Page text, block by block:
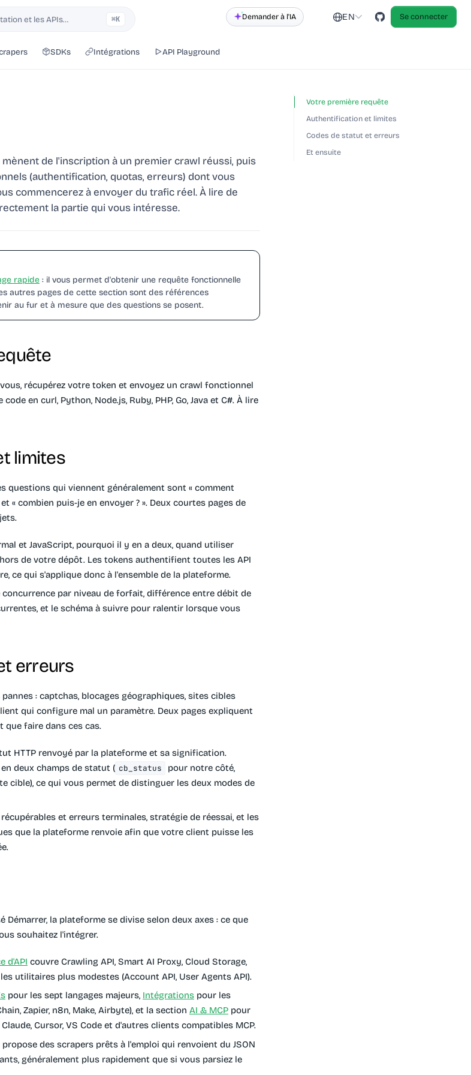
et les APIs… ⌘K Demander à l'IA EN Se connecter
SDKs Intégrations API Playground
de l'inscription à un premier crawl réussi, puis
(authentification, quotas, erreurs) dont vous
commencerez à envoyer du trafic réel. À lire de
la partie qui vous intéresse.
rapide : il vous permet d'obtenir une requête fonctionnelle
autres pages de cette section sont des références
au fur et à mesure que des questions se posent.
récupérez votre token et envoyez un crawl fonctionnel
en curl, Python, Node.js, Ruby, PHP, Go, Java et C#. À lire
limites
questions qui viennent généralement sont « comment
« combien puis-je en envoyer ? ». Deux courtes pages de
et JavaScript, pourquoi il y en a deux, quand utiliser
de votre dépôt. Les tokens authentifient toutes les API
ce qui s'applique donc à l'ensemble de la plateforme.
concurrence par niveau de forfait, différence entre débit de
et le schéma à suivre pour ralentir lorsque vous
erreurs
: captchas, blocages géographiques, sites cibles
qui configure mal un paramètre. Deux pages expliquent
que faire dans ces cas.
HTTP renvoyé par la plateforme et sa signification.
deux champs de statut ( cb_status pour notre côté,
cible), ce qui vous permet de distinguer les deux modes de
et erreurs terminales, stratégie de réessai, et les
que la plateforme renvoie afin que votre client puisse les
Démarrer, la plateforme se divise selon deux axes : ce que
souhaitez l'intégrer.
d'API couvre Crawling API, Smart AI Proxy, Cloud Storage,
utilitaires plus modestes (Account API, User Agents API).
pour les sept langages majeurs, Intégrations pour les
Zapier, n8n, Make, Airbyte), et la section AI & MCP pour
Cursor, VS Code et d'autres clients compatibles MCP.
propose des scrapers prêts à l'emploi qui renvoient du JSON
généralement plus rapidement que si vous parsiez le
Votre première requête
Authentification et limites
Codes de statut et erreurs
Et ensuite